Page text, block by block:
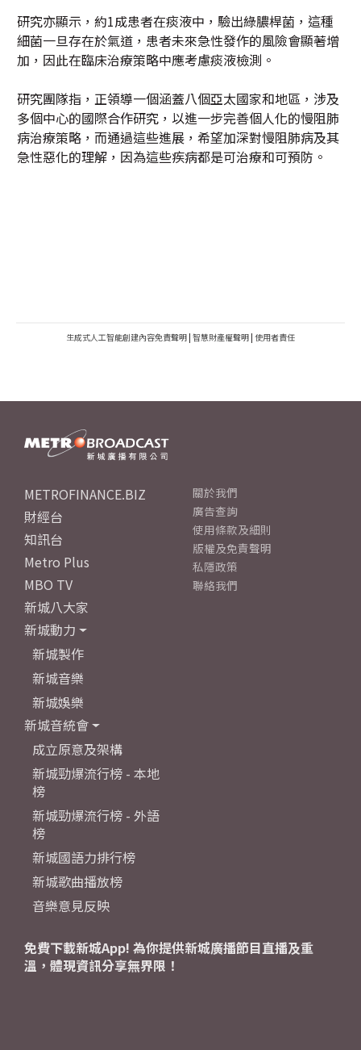
研究亦顯示，約1成患者在痰液中，驗出綠膿桿菌，這種
細菌一旦存在於氣道，患者未來急性發作的風險會顯著增
加，因此在臨床治療策略中應考慮痰液檢測。
研究團隊指，正領導一個涵蓋八個亞太國家和地區，涉及
多個中心的國際合作研究，以進一步完善個人化的慢阻肺
病治療策略，而通過這些進展，希望加深對慢阻肺病及其
急性惡化的理解，因為這些疾病都是可治療和可預防。
生成式人工智能創建內容免責聲明 | 智慧財產權聲明 | 使用者責任
METROFINANCE.BIZ
財經台
知訊台
Metro Plus
MBO TV
新城八大家
新城動力
新城製作
新城音樂
新城娛樂
新城音統會
成立原意及架構
新城勁爆流行榜 - 本地
榜
新城勁爆流行榜 - 外語
榜
新城國語力排行榜
新城歌曲播放榜
音樂意見反映
關於我們
廣告查詢
使用條款及細則
版權及免責聲明
私隱政策
聯絡我們
免費下載新城App! 為你提供新城廣播節目直播及重
溫，體現資訊分享無界限！